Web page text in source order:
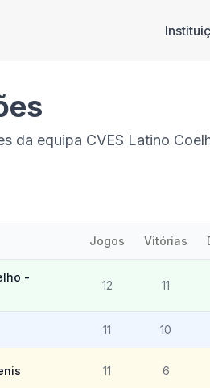
da equipa CVES Latino
Jogos Vitórias
-
12 11
11 10
11 6